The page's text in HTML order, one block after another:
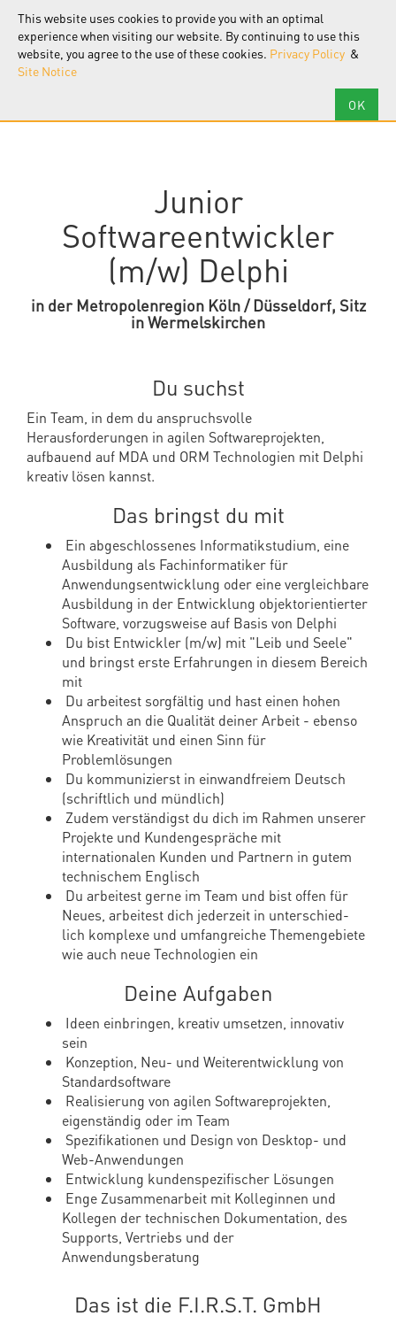
This website uses cookies to provide you with an optimal
experience when visiting our website. By continuing to use this
website, you agree to the use of these cookies. Privacy Policy &
Site Notice
F.I.R.S.T.Software
Junior
Softwareentwickler
(m/w) Delphi
in der Metropolenregion Köln / Düsseldorf, Sitz
in Wermelskirchen
Du suchst
Ein Team, in dem du anspruchsvolle
Herausforderungen in agilen Softwareprojekten,
aufbauend auf MDA und ORM Technologien mit Delphi
kreativ lösen kannst.
Das bringst du mit
Ein abgeschlossenes Informatikstudium, eine
Ausbildung als Fachinformatiker für
Anwendungsentwicklung oder eine vergleichbare
Ausbildung in der Entwicklung objektorientierter
Software, vorzugsweise auf Basis von Delphi
Du bist Entwickler (m/w) mit "Leib und Seele"
und bringst erste Erfahrungen in diesem Bereich
mit
Du arbeitest sorgfältig und hast einen hohen
Anspruch an die Qualität deiner Arbeit - ebenso
wie Kreativität und einen Sinn für
Problemlösungen
Du kommunizierst in einwandfreiem Deutsch
(schriftlich und mündlich)
Zudem verständigst du dich im Rahmen unserer
Projekte und Kundengespräche mit
internationalen Kunden und Partnern in gutem
technischem Englisch
Du arbeitest gerne im Team und bist offen für
Neues, arbeitest dich jederzeit in unterschied-
lich komplexe und umfangreiche Themengebiete
wie auch neue Technologien ein
Deine Aufgaben
Ideen einbringen, kreativ umsetzen, innovativ
sein
Konzeption, Neu- und Weiterentwicklung von
Standardsoftware
Realisierung von agilen Softwareprojekten,
eigenständig oder im Team
Spezifikationen und Design von Desktop- und
Web-Anwendungen
Entwicklung kundenspezifischer Lösungen
Enge Zusammenarbeit mit Kolleginnen und
Kollegen der technischen Dokumentation, des
Supports, Vertriebs und der
Anwendungsberatung
Das ist die F.I.R.S.T. GmbH